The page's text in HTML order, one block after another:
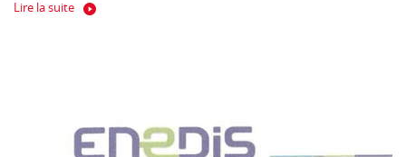
Lire la suite